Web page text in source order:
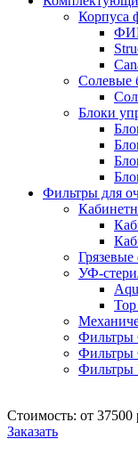
Корпуса
Солевые
Блоки
Фильтры для
УФ-
Фильтры
Фильтры
Фильтры
Стоимость: от 37500
Заказать